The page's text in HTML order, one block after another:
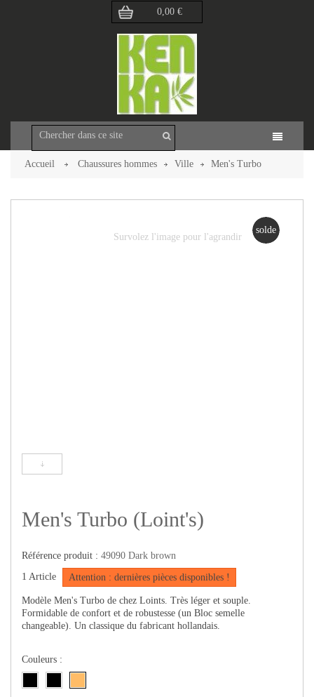
0,00 €
Accueil Chaussures hommes Ville Men's Turbo
solde
Survolez l'image pour l'agrandir
Men's Turbo (Loint's)
Référence produit : 49090 Dark brown
1 Article Attention : dernières pièces disponibles !
Modèle Men's Turbo de chez Loints. Très léger et souple.
Formidable de confort et de robustesse (un Bloc semelle
changeable). Un classique du fabricant hollandais.
Couleurs :